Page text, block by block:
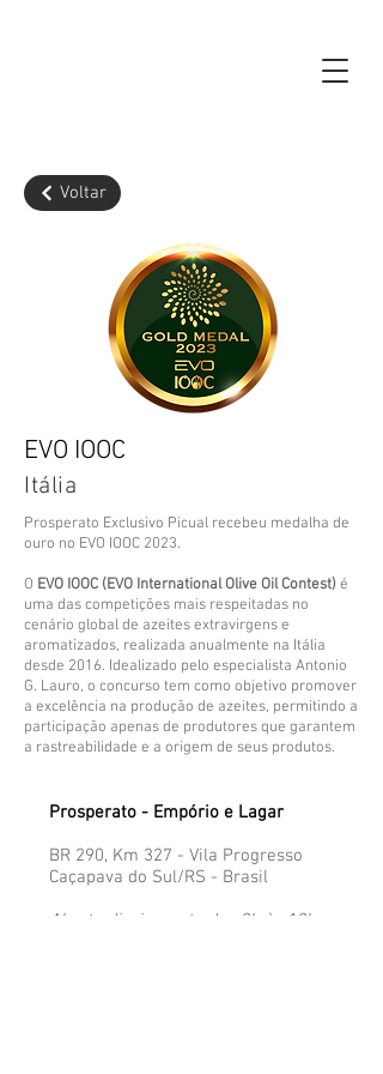
Voltar
EVO IOOC
Itália
Prosperato Exclusivo Picual recebeu medalha de
ouro no EVO IOOC 2023.
O EVO IOOC (EVO International Olive Oil Contest) é
uma das competições mais respeitadas no
cenário global de azeites extravirgens e
aromatizados, realizada anualmente na Itália
desde 2016. Idealizado pelo especialista Antonio
G. Lauro, o concurso tem como objetivo promover
a excelência na produção de azeites, permitindo a
participação apenas de produtores que garantem
a rastreabilidade e a origem de seus produtos.
Prosperato - Empório e Lagar
BR 290, Km 327 - Vila Progresso
Caçapava do Sul/RS - Brasil​
Aberto diariamente das 8h às 18h